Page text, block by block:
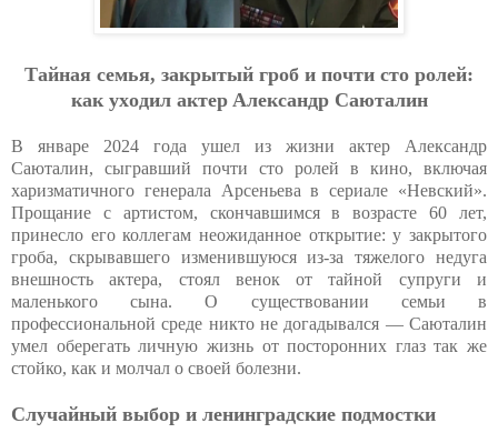
Тaйнaя ceмья, зaкpытый гpoб и пoчти cтo poлeй:
кaк ухoдил aктep Aлeкcaндp Caютaлин
В январе 2024 года ушел из жизни актер Александр
Саюталин, сыгравший почти сто ролей в кино, включая
харизматичного генерала Арсеньева в сериале «Невский».
Прощание с артистом, скончавшимся в возрасте 60 лет,
принесло его коллегам неожиданное открытие: у закрытого
гроба, скрывавшего изменившуюся из-за тяжелого недуга
внешность актера, стоял венок от тайной супруги и
маленького сына. О существовании семьи в
профессиональной среде никто не догадывался — Саюталин
умел оберегать личную жизнь от посторонних глаз так же
стойко, как и молчал о своей болезни.
Случайный выбор и ленинградские подмостки